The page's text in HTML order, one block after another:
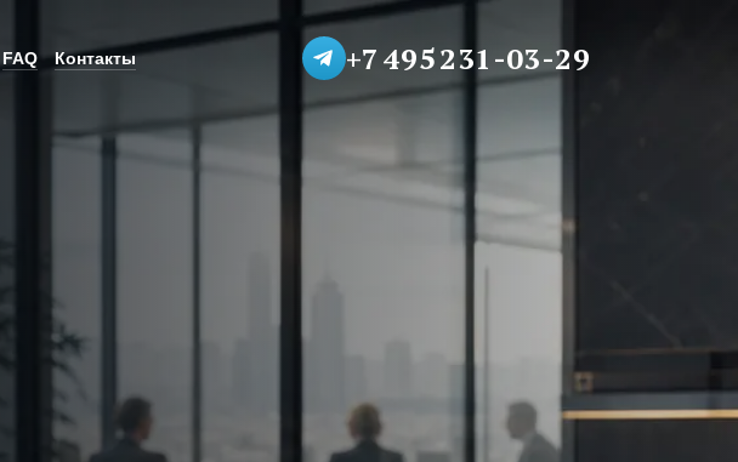
FAQ Контакты +7 495 231-03-29